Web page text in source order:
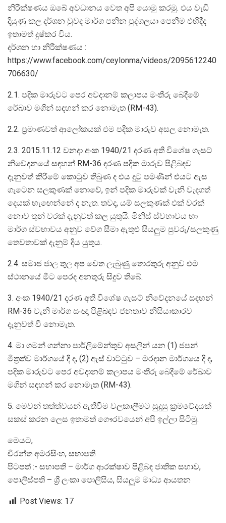
නිරීක්ෂණය ඔබේ අවධානය වෙත අපි යොමු කරමු. එය වැඩි
දියුණු කල දර්ශන වුවද මාර්ග පනින පුද්ගලයා පෙනීම එහිදීද
ඉතාමත් දුෂ්කර විය.
දර්ශන හා නිරීක්ෂණය :
https://www.facebook.com/ceylonma/videos/2095612240
706630/
2.1. පදික මාරුවට පෙර අවදානම් කලාපය මංතීරු බෙදීමේ
රේඛාව මගින් සඳහන් කර නොමැත (RM-43).
2.2. ප්‍රමාණවත් ආලෝකයක් එම පදික මාරුව අසල නොමැත.
2.3. 2015.11.12 වනදා අංක 1940/21 දරණ අති විශේෂ ගැසට්
නිවේදනයේ සඳහන් RM-36 දරණ පදික මාරුව පිළිබඳව
දැනුවත් කිරීමේ කොටුව තිබුණ ද එය දුටු පමණින් එයට ඇස
ගැටෙන සලකුණක් නොවේ, ඉන් පදික මාරුවක් වැනි වැදගත්
දෙයක් හැඟෙන්නේ ද නැත. තවද, යම් සලකුණක් එක් වරක්
නොව තුන් වරක් දැනුවත් කල යුතුයි. මිනිස් ස්වභාවය හා
මාර්ග ස්වභාවය අනුව වේග සීමා ඇතුළු සියලුම පුවරු/සලකුණු
තෙවතාවක් දැනුම් දිය යුතුය.
2.4. සමාජ ජාල තුල අප වෙත ලැබුණු තොරතුරු අනුව එම
ස්ථානයේ මීට පෙරද අනතුරු සිදුව තිබේ.
3. අංක 1940/21 දරණ අති විශේෂ ගැසට් නිවේදනයේ සඳහන්
RM-36 වැනි මාර්ග සංඥා පිළිබඳව ජනතාව නිසියාකාරව
දැනුවත් වී නොමැත.
4. මා ගමන් ගන්නා පාර්ලිමේන්තුව අසලින් යන (1) ජපන්
මිත්‍රත්ව මාර්ගයේ දී ද, (2) ඇස් වාට්ටුව – මරදාන මාර්ගයෙ දී ද,
පදික මාරුවට පෙර අවදානම් කලාපය මංතීරු බෙදීමේ රේඛාව
මගින් සඳහන් කර නොමැත (RM-43).
5. මෙවන් තත්ත්වයන් ඇතිවීම වලකාලීමට සුදුසු ක්‍රමවේදයක්
සකස් කරන ලෙස ඉතාමත් ගෞරවයෙන් අපි ඉල්ලා සිටිමු.
මෙයට,
චිරන්ත අමරසිංහ, සභාපති
පිටපත් :- සභාපති – මාර්ග ආරක්ෂාව පිළිබඳ ජාතික සභාව,
පොලිස්පති – ශ්‍රී ලංකා පොලිසිය, සියලුම මාධ්‍ය ආයතන
Post Views: 17